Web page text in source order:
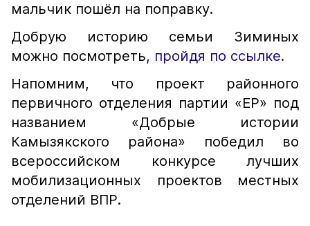
мальчик пошёл на поправку.
Добрую историю семьи Зиминых
можно посмотреть, пройдя по ссылке.
Напомним, что проект районного
первичного отделения партии «ЕР» под
названием «Добрые истории
Камызякского района» победил во
всероссийском конкурсе лучших
мобилизационных проектов местных
отделений ВПР.